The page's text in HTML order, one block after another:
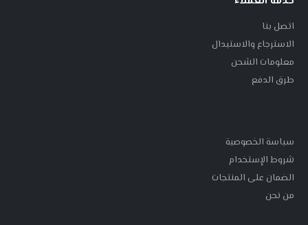
اتصل بنا
الاسترجاع والاستبدال
معلومات الشحن
طرق الدفع
سياسة الخصوصية
شروط الإستخدام
الضمان على المنتجات
من نحن